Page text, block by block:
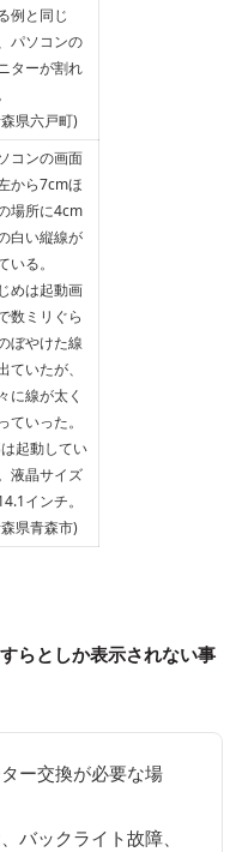
例と同じ
パソコンの
ターが割れ
県六戸町)
コンの画面
から7cmほ
場所に4cm
白い縦線が
いる。
めは起動画
数ミリぐら
ぼやけた線
ていたが、
に線が太く
ていった。
起動してい
液晶サイズ
インチ。
県青森市)
らとしか表示されない事
ー交換が必要な場
バックライト故障、